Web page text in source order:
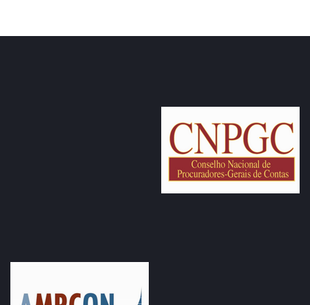
Na ocasião, foram recebidos pelo procurador-geral do
MPC, Miguidônio Loiola, e pelo procurador Adilson de